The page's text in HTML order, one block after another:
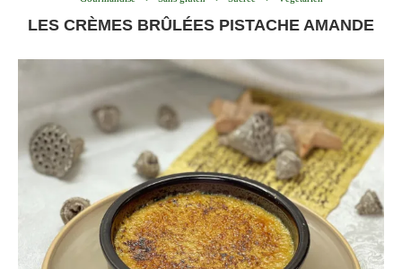
LES CRÈMES BRÛLÉES PISTACHE AMANDE